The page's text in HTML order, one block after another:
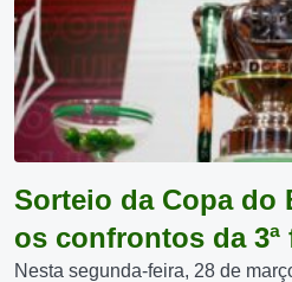
Sorteio da Copa do
os confrontos da 3ª
Nesta segunda-feira, 28 de